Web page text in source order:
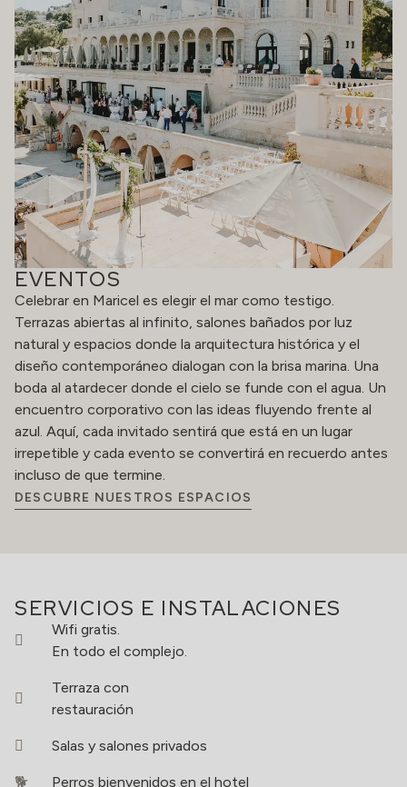
EVENTOS
Celebrar en Maricel es elegir el mar como testigo.
Terrazas abiertas al infinito, salones bañados por luz
natural y espacios donde la arquitectura histórica y el
diseño contemporáneo dialogan con la brisa marina. Una
boda al atardecer donde el cielo se funde con el agua. Un
encuentro corporativo con las ideas fluyendo frente al
azul. Aquí, cada invitado sentirá que está en un lugar
irrepetible y cada evento se convertirá en recuerdo antes
incluso de que termine.
DESCUBRE NUESTROS ESPACIOS
SERVICIOS E INSTALACIONES
Wifi gratis.
En todo el complejo.
Terraza con
restauración
Salas y salones privados
Perros bienvenidos en el hotel